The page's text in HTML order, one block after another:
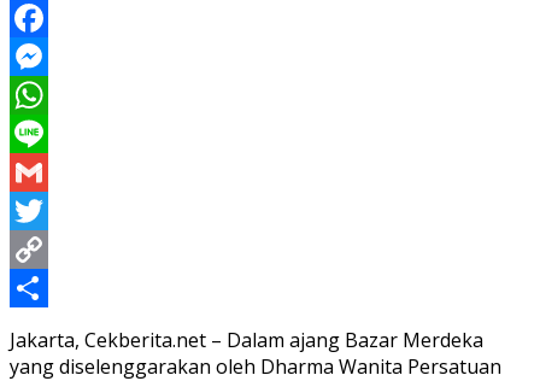
Facebook
Messenger
WhatsApp
Line
Gmail
Twitter
Copy
Link
Share
Jakarta, Cekberita.net – Dalam ajang Bazar Merdeka
yang diselenggarakan oleh Dharma Wanita Persatuan